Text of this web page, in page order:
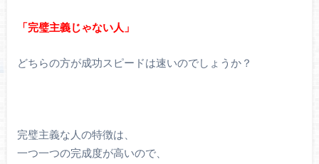
「完璧主義じゃない人」
どちらの方が成功スピードは速いのでしょうか？
完璧主義な人の特徴は、
一つ一つの完成度が高いので、